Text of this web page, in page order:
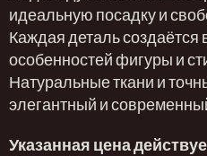
идеальную посадку и
Каждая деталь создаётся
особенностей фигуры и
Натуральные ткани и
элегантный и
Указанная цена